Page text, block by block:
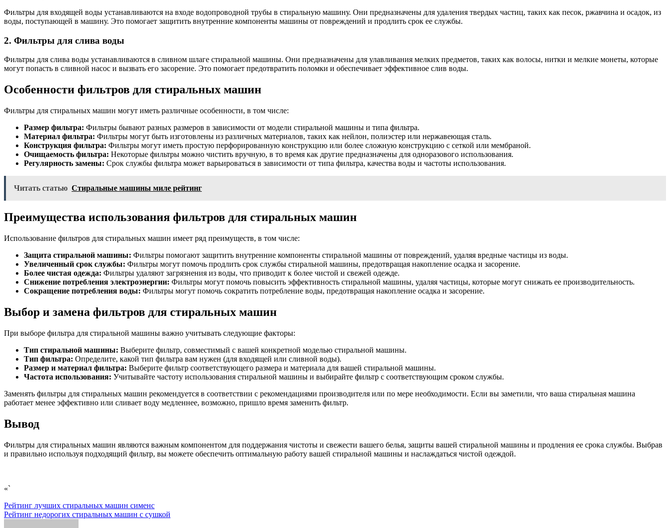
Фильтры для входящей воды устанавливаются на входе водопроводной трубы в стиральную машину. Они предназначены для удаления твердых частиц, таких как песок, ржавчина и осадок, из
воды, поступающей в машину. Это помогает защитить внутренние компоненты машины от повреждений и продлить срок ее службы.
2. Фильтры для слива воды
Фильтры для слива воды устанавливаются в сливном шлаге стиральной машины. Они предназначены для улавливания мелких предметов, таких как волосы, нитки и мелкие монеты, которые
могут попасть в сливной насос и вызвать его засорение. Это помогает предотвратить поломки и обеспечивает эффективное слив воды.
Особенности фильтров для стиральных машин
Фильтры для стиральных машин могут иметь различные особенности, в том числе:
Размер фильтра: Фильтры бывают разных размеров в зависимости от модели стиральной машины и типа фильтра.
Материал фильтра: Фильтры могут быть изготовлены из различных материалов, таких как нейлон, полиэстер или нержавеющая сталь.
Конструкция фильтра: Фильтры могут иметь простую перфорированную конструкцию или более сложную конструкцию с сеткой или мембраной.
Очищаемость фильтра: Некоторые фильтры можно чистить вручную, в то время как другие предназначены для одноразового использования.
Регулярность замены: Срок службы фильтра может варьироваться в зависимости от типа фильтра, качества воды и частоты использования.
Читать статью Стиральные машины миле рейтинг
Преимущества использования фильтров для стиральных машин
Использование фильтров для стиральных машин имеет ряд преимуществ, в том числе:
Защита стиральной машины: Фильтры помогают защитить внутренние компоненты стиральной машины от повреждений, удаляя вредные частицы из воды.
Увеличенный срок службы: Фильтры могут помочь продлить срок службы стиральной машины, предотвращая накопление осадка и засорение.
Более чистая одежда: Фильтры удаляют загрязнения из воды, что приводит к более чистой и свежей одежде.
Снижение потребления электроэнергии: Фильтры могут помочь повысить эффективность стиральной машины, удаляя частицы, которые могут снижать ее производительность.
Сокращение потребления воды: Фильтры могут помочь сократить потребление воды, предотвращая накопление осадка и засорение.
Выбор и замена фильтров для стиральных машин
При выборе фильтра для стиральной машины важно учитывать следующие факторы:
Тип стиральной машины: Выберите фильтр, совместимый с вашей конкретной моделью стиральной машины.
Тип фильтра: Определите, какой тип фильтра вам нужен (для входящей или сливной воды).
Размер и материал фильтра: Выберите фильтр соответствующего размера и материала для вашей стиральной машины.
Частота использования: Учитывайте частоту использования стиральной машины и выбирайте фильтр с соответствующим сроком службы.
Заменять фильтры для стиральных машин рекомендуется в соответствии с рекомендациями производителя или по мере необходимости. Если вы заметили, что ваша стиральная машина
работает менее эффективно или сливает воду медленнее, возможно, пришло время заменить фильтр.
Вывод
Фильтры для стиральных машин являются важным компонентом для поддержания чистоты и свежести вашего белья, защиты вашей стиральной машины и продления ее срока службы. Выбрав
и правильно используя подходящий фильтр, вы можете обеспечить оптимальную работу вашей стиральной машины и наслаждаться чистой одеждой.
«`
Навигация
по
Рейтинг лучших стиральных машин сименс
Рейтинг недорогих стиральных машин с сушкой